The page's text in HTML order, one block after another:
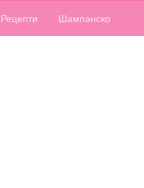
Рецепти Шампанско